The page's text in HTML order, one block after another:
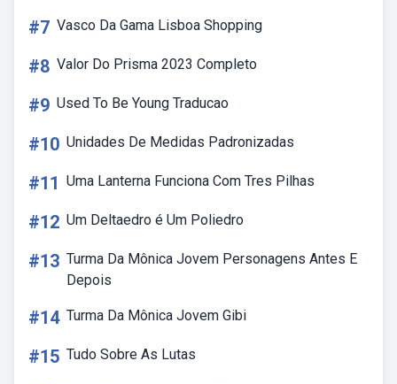
#7 Vasco Da Gama Lisboa Shopping
#8 Valor Do Prisma 2023 Completo
#9 Used To Be Young Traducao
#10 Unidades De Medidas Padronizadas
#11 Uma Lanterna Funciona Com Tres Pilhas
#12 Um Deltaedro é Um Poliedro
#13 Turma Da Mônica Jovem Personagens Antes E
Depois
#14 Turma Da Mônica Jovem Gibi
#15 Tudo Sobre As Lutas